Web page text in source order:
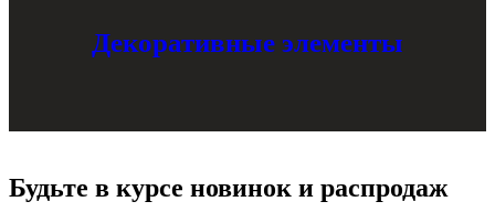
Декоративные элементы
Будьте в курсе новинок и распродаж